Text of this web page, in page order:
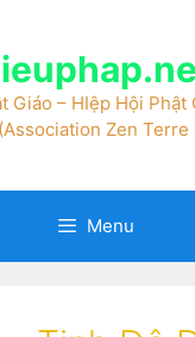
Giáo – HIệp Hội Phật
Zen Terre
Menu